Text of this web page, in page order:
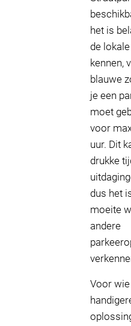
het is
de
kennen,
blauwe
je een
moet
voor
uur. Dit
drukke
dus het
moeite
andere
Voor wie